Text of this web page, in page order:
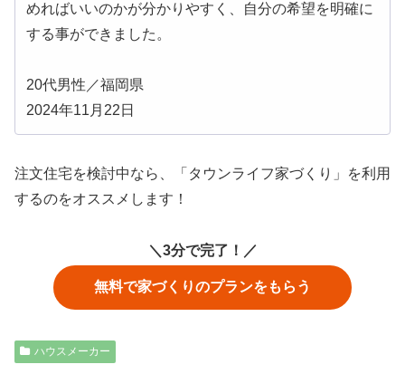
めればいいのかが分かりやすく、自分の希望を明確に
する事ができました。
20代男性／福岡県
2024年11月22日
注文住宅を検討中なら、「タウンライフ家づくり」を利用
するのをオススメします！
＼3分で完了！／
無料で家づくりのプランをもらう
ハウスメーカー